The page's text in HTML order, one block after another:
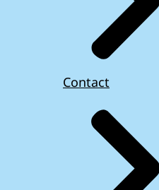
Contact